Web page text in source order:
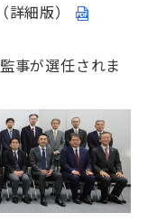
細版）
事が選任されま